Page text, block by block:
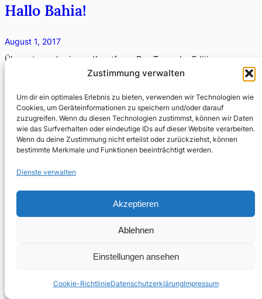
Zustimmung verwalten
Um dir ein optimales Erlebnis zu bieten, verwenden wir Technologien wie
Cookies, um Geräteinformationen zu speichern und/oder darauf
zuzugreifen. Wenn du diesen Technologien zustimmst, können wir Daten
wie das Surfverhalten oder eindeutige IDs auf dieser Website verarbeiten.
Wenn du deine Zustimmung nicht erteilst oder zurückziehst, können
bestimmte Merkmale und Funktionen beeinträchtigt werden.
Dienste verwalten
Akzeptieren
Ablehnen
Einstellungen ansehen
Cookie-RichtlinieDatenschutzerklärungImpressum
Hallo Bahia!
August 1, 2017
Übersetzen als eigene Kunstform: Das Team der Edition